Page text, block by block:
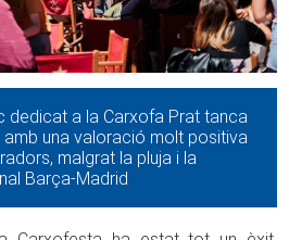
dedicat a la Carxofa Prat tanca
amb una valoració molt positiva
malgrat la pluja i la
Barça-Madrid